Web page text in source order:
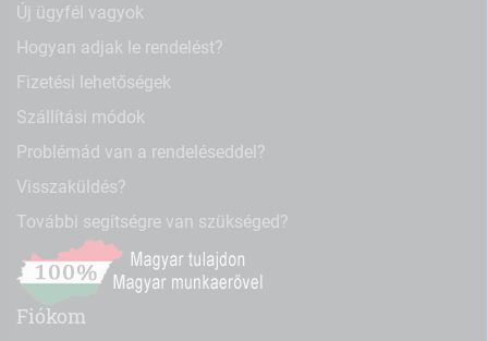
Új ügyfél vagyok
Hogyan adjak le rendelést?
Fizetési lehetőségek
Szállítási módok
Problémád van a rendeléseddel?
Visszaküldés?
További segítségre van szükséged?
Fiókom